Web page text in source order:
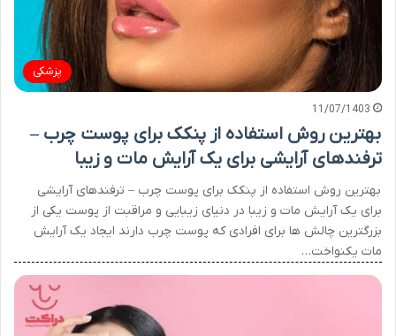
پزشکی
11/07/1403
بهترین روش استفاده از پنکک برای پوست چرب –
ترفندهای آرایشی برای یک آرایش مات و زیبا
بهترین روش استفاده از پنکک برای پوست چرب – ترفندهای آرایشی
برای یک آرایش مات و زیبا در دنیای زیبایی و مراقبت از پوست یکی از
بزرگترین چالش ها برای افرادی که پوست چرب دارند ایجاد یک آرایش
مات یکنواخت…